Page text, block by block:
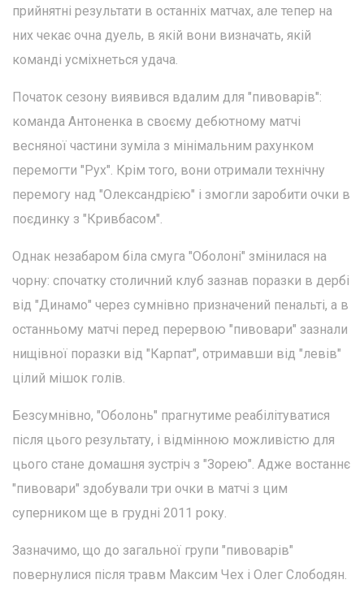
прийнятні результати в останніх матчах, але тепер на
них чекає очна дуель, в якій вони визначать, якій
команді усміхнеться удача.
Початок сезону виявився вдалим для "пивоварів":
команда Антоненка в своєму дебютному матчі
весняної частини зуміла з мінімальним рахунком
перемогти "Рух". Крім того, вони отримали технічну
перемогу над "Олександрією" і змогли заробити очки в
поєдинку з "Кривбасом".
Однак незабаром біла смуга "Оболоні" змінилася на
чорну: спочатку столичний клуб зазнав поразки в дербі
від "Динамо" через сумнівно призначений пенальті, а в
останньому матчі перед перервою "пивовари" зазнали
нищівної поразки від "Карпат", отримавши від "левів"
цілий мішок голів.
Безсумнівно, "Оболонь" прагнутиме реабілітуватися
після цього результату, і відмінною можливістю для
цього стане домашня зустріч з "Зорею". Адже востаннє
"пивовари" здобували три очки в матчі з цим
суперником ще в грудні 2011 року.
Зазначимо, що до загальної групи "пивоварів"
повернулися після травм Максим Чех і Олег Слободян.